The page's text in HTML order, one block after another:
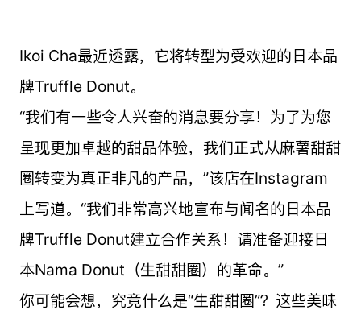
Ikoi Cha最近透露，它将转型为受欢迎的日本品
牌Truffle Donut。
“我们有一些令人兴奋的消息要分享！为了为您
呈现更加卓越的甜品体验，我们正式从麻薯甜甜
圈转变为真正非凡的产品，”该店在Instagram
上写道。“我们非常高兴地宣布与闻名的日本品
牌Truffle Donut建立合作关系！请准备迎接日
本Nama Donut（生甜甜圈）的革命。”
你可能会想，究竟什么是“生甜甜圈”？这些美味